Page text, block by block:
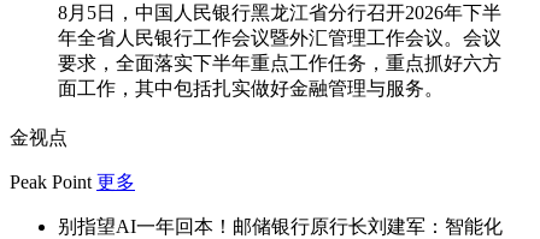
8月5日，中国人民银行黑龙江省分行召开2026年下半
年全省人民银行工作会议暨外汇管理工作会议。会议
要求，全面落实下半年重点工作任务，重点抓好六方
面工作，其中包括扎实做好金融管理与服务。
金视点
Peak Point 更多
别指望AI一年回本！邮储银行原行长刘建军：智能化